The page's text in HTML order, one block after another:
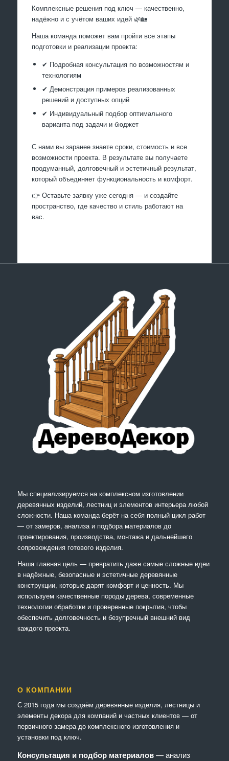
Комплексные решения под ключ — качественно,
надёжно и с учётом ваших идей 🌿🏡
Наша команда поможет вам пройти все этапы
подготовки и реализации проекта:
✔ Подробная консультация по возможностям и
технологиям
✔ Демонстрация примеров реализованных
решений и доступных опций
✔ Индивидуальный подбор оптимального
варианта под задачи и бюджет
С нами вы заранее знаете сроки, стоимость и все
возможности проекта. В результате вы получаете
продуманный, долговечный и эстетичный результат,
который объединяет функциональность и комфорт.
👉 Оставьте заявку уже сегодня — и создайте
пространство, где качество и стиль работают на
вас.
Мы специализируемся на комплексном изготовлении
деревянных изделий, лестниц и элементов интерьера любой
сложности. Наша команда берёт на себя полный цикл работ
— от замеров, анализа и подбора материалов до
проектирования, производства, монтажа и дальнейшего
сопровождения готового изделия.
Наша главная цель — превратить даже самые сложные идеи
в надёжные, безопасные и эстетичные деревянные
конструкции, которые дарят комфорт и ценность. Мы
используем качественные породы дерева, современные
технологии обработки и проверенные покрытия, чтобы
обеспечить долговечность и безупречный внешний вид
каждого проекта.
О КОМПАНИИ
С 2015 года мы создаём деревянные изделия, лестницы и
элементы декора для компаний и частных клиентов — от
первичного замера до комплексного изготовления и
установки под ключ.
Консультация и подбор материалов— анализ